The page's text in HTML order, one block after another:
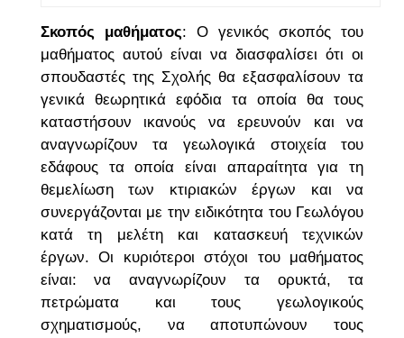
Σκοπός μαθήματος: Ο γενικός σκοπός του
μαθήματος αυτού είναι να διασφαλίσει ότι οι
σπουδαστές της Σχολής θα εξασφαλίσουν τα
γενικά θεωρητικά εφόδια τα οποία θα τους
καταστήσουν ικανούς να ερευνούν και να
αναγνωρίζουν τα γεωλογικά στοιχεία του
εδάφους τα οποία είναι απαραίτητα για τη
θεμελίωση των κτιριακών έργων και να
συνεργάζονται με την ειδικότητα του Γεωλόγου
κατά τη μελέτη και κατασκευή τεχνικών
έργων. Οι κυριότεροι στόχοι του μαθήματος
είναι: να αναγνωρίζουν τα ορυκτά, τα
πετρώματα και τους γεωλογικούς
σχηματισμούς, να αποτυπώνουν τους